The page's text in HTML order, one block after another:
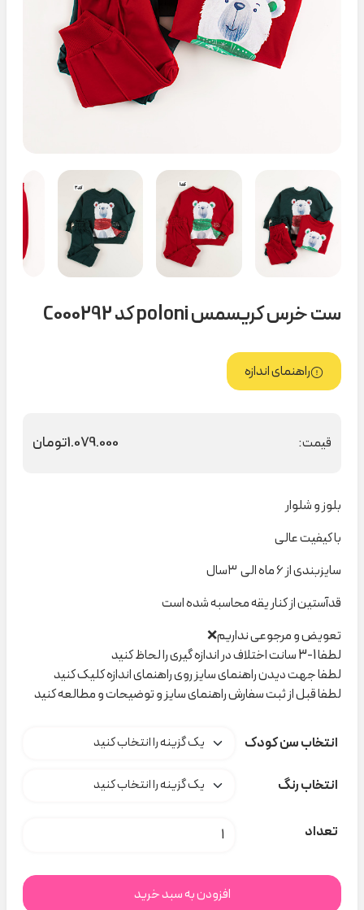
ست خرس کریسمس poloni کد C000292
راهنمای اندازه
قیمت: 1.079.000تومان
بلوز و شلوار
با کیفیت عالی
سایزبندی از ۶ ماه الی ۳سال
قدآستین از کنار یقه محاسبه شده است
تعویض و مرجوعی نداریم❌
لطفا 1-3 سانت اختلاف در اندازه گیری را لحاظ کنید
لطفا جهت دیدن راهنمای سایز روی راهنمای اندازه کلیک کنید
لطفا قبل از ثبت سفارش راهنمای سایز و توضیحات و مطالعه کنید
انتخاب سن کودک
انتخاب رنگ
تعداد ست خرس کریسمس poloni کد C000292 عدد
افزودن به سبد خرید